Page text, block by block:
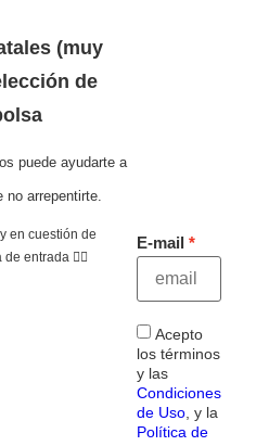
(muy
de
puede ayudarte a
arrepentirte.
en cuestión de
entrada 👇🏻
E-mail
Acepto
los términos
y las
Condiciones
de Uso , y la
Política de